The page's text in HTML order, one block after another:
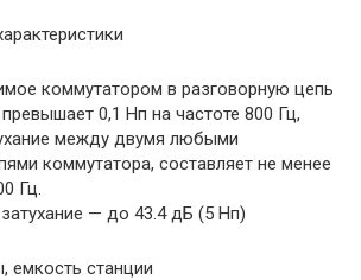
коммутатором в разговорную цепь
0,1 Нп на частоте 800 Гц,
между двумя любыми
коммутатора, составляет не менее
Гц.
— до 43.4 дБ (5 Нп)
емкость станции